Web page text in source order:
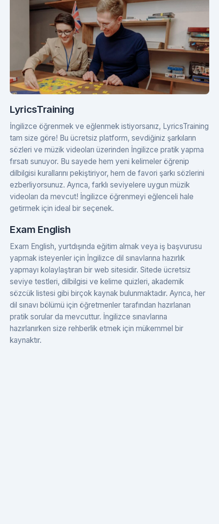
LyricsTraining
İngilizce öğrenmek ve eğlenmek istiyorsanız, LyricsTraining
tam size göre! Bu ücretsiz platform, sevdiğiniz şarkıların
sözleri ve müzik videoları üzerinden İngilizce pratik yapma
fırsatı sunuyor. Bu sayede hem yeni kelimeler öğrenip
dilbilgisi kurallarını pekiştiriyor, hem de favori şarkı sözlerini
ezberliyorsunuz. Ayrıca, farklı seviyelere uygun müzik
videoları da mevcut! İngilizce öğrenmeyi eğlenceli hale
getirmek için ideal bir seçenek.
Exam English
Exam English, yurtdışında eğitim almak veya iş başvurusu
yapmak isteyenler için İngilizce dil sınavlarına hazırlık
yapmayı kolaylaştıran bir web sitesidir. Sitede ücretsiz
seviye testleri, dilbilgisi ve kelime quizleri, akademik
sözcük listesi gibi birçok kaynak bulunmaktadır. Ayrıca, her
dil sınavı bölümü için öğretmenler tarafından hazırlanan
pratik sorular da mevcuttur. İngilizce sınavlarına
hazırlanırken size rehberlik etmek için mükemmel bir
kaynaktır.